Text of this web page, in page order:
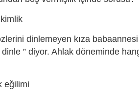
dinlemeyen kıza babaannesi
” diyor. Ahlak döneminde
eğilimi